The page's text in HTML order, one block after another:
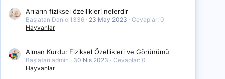
Arıların fiziksel özellikleri nelerdir
Başlatan Daniel1336 23 May 2023
Cevaplar: 0
Hayvanlar
Alman Kurdu: Fiziksel Özellikleri ve Görünümü
Başlatan admin 30 Nis 2023
Cevaplar: 0
Hayvanlar